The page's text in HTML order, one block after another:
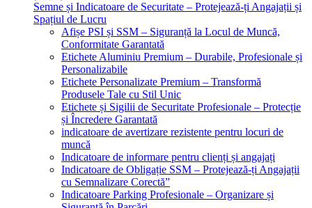
Semne și Indicatoare de Securitate – Protejează-ți Angajații și
Spațiul de Lucru
Afișe PSI și SSM – Siguranță la Locul de Muncă,
Conformitate Garantată
Etichete Aluminiu Premium – Durabile, Profesionale și
Personalizabile
Etichete Personalizate Premium – Transformă
Produsele Tale cu Stil Unic
Etichete și Sigilii de Securitate Profesionale – Protecție
și Încredere Garantată
indicatoare de avertizare rezistente pentru locuri de
muncă
Indicatoare de informare pentru clienți și angajați
Indicatoare de Obligație SSM – Protejează-ți Angajații
cu Semnalizare Corectă”
Indicatoare Parking Profesionale – Organizare și